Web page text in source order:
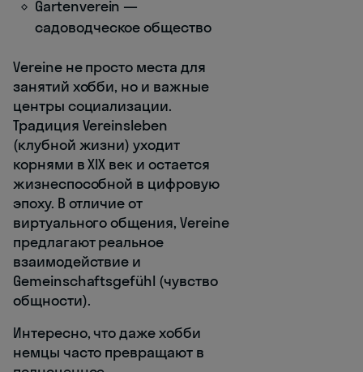
Gartenverein —
садоводческое общество
Vereine не просто места для
занятий хобби, но и важные
центры социализации.
Традиция Vereinsleben
(клубной жизни) уходит
корнями в XIX век и остается
жизнеспособной в цифровую
эпоху. В отличие от
виртуального общения, Vereine
предлагают реальное
взаимодействие и
Gemeinschaftsgefühl (чувство
общности).
Интересно, что даже хобби
немцы часто превращают в